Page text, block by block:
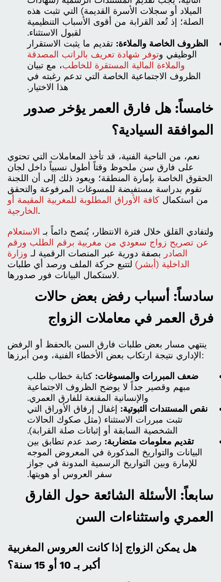
الميلاد أو سجلات الأسرة القديمة) التي تثبت هذه
الصلة؛ إذ تُعد القرابة من أقوى الأسباب التنظيمية
لقبول الاستثناء.
الظروف الخاصة والملاءة: تقديم ما يثبت الاستقرار
الوظيفي وتوفر شهادة تعريف بالراتب المصدقة
والملاءة المالية المستقرة للخاطب، مع تبيان
الظروف الاجتماعية الخاصة التي تدعم رغبته في
هذا الاختيار.
خامساً: هل فارق العمر يؤخر صدور
الموافقة السيادية؟
نعم، من الناحية الفنية، قد تأخذ المعاملات التي تحتوي
على فارق سن ملحوظ وقتاً أطول نسبياً داخل لجان
الحقوق الخاصة بإمارة المنطقة؛ ويعود ذلك إلى أن اللجنة
تقوم بدراسة مستفيضة للمسوغات المرفوعة والتحقق
من استكمال كافة الأوراق المطلوبة للمغربية المقيمة أو
الخارجية.
ولتفادي القلق خلال فترة الانتظار، يُنصح دائماً بـ الاستعلام
عن تصريح زواج سعودي من مغربية برقم الطلب ورقم
الصادر بصفة دورية عبر المنصات الرقمية لـ وزارة
الداخلية (أبشر) لتتبع حركة الملف ورصد أي طلبات
لاستكمال البيانات فور صدورها.
سادساً: أسباب رفض بعض حالات
فرق العمر في معاملات الزواج
ينتهي مسار بعض طلبات فارق السن بالحفظ أو الرفض
الإداري نتيجة ارتكاب بعض الأخطاء الفنية، ومن أبرزها:
ضعف المبررات والمسوغات: كتابة خطاب طلب
مبهم وقصير جداً لا يوضح الظروف الاجتماعية
والإنسانية المقنعة للفارق العمري.
نقص المستندات الثبوتية: إغفال إرفاق الأوراق التي
تثبت مبررات الاستثناء (مثل صكوك الحالات
الشخصية السابقة أو إثباتات صلة القرابة).
تقديم معلومات متضاربة: رصد عدم تطابق بين
البيانات والتواريخ المذكورة في المعروض الموجه
للإمارة وبين التواريخ الرسمية المدونة في جواز
سفر العروس أو هويتها.
سابعاً: الأسئلة الشائعة حول الفارق
العمري واستثناءات السن
هل يمكن الزواج إذا كانت العروس المغربية
أكبر بـ 10 أو 15 سنة؟